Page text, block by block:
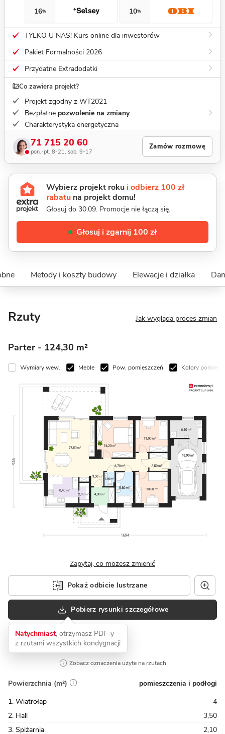
16% 10%
TYLKO U NAS! Kurs online dla inwestorów
Pakiet Formalności 2026
Przydatne Extradodatki
Co zawiera projekt?
Projekt zgodny z WT2021
Bezpłatne pozwolenie na zmiany
Charakterystyka energetyczna
71 715 20 60
pon.-pt. 8-21, sob. 9-17
Zamów rozmowę
Wybierz projekt roku i odbierz 100 zł
rabatu na projekt domu!
Głosuj do 30.09. Promocje nie łączą się.
Głosuj i zgarnij 100 zł
Metody i koszty budowy Elewacje i działka
Rzuty Jak wygląda proces zmian
Parter - 124,30 m²
Wymiary wew. Meble Pow. pomieszczeń Kolory
Zapytaj, co możesz zmienić
Pokaż odbicie lustrzane
Pobierz rysunki szczegółowe
Natychmiast, otrzymasz PDF-y
z rzutami wszystkich kondygnacji
Zobacz oznaczenia użyte na rzutach
Powierzchnia (m²)
pomieszczenia i podłogi
1. Wiatrołap
4
2. Hall
3,50
3. Spiżarnia
2,10